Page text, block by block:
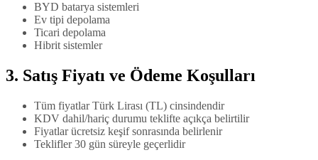
BYD batarya sistemleri
Ev tipi depolama
Ticari depolama
Hibrit sistemler
3. Satış Fiyatı ve Ödeme Koşulları
Tüm fiyatlar Türk Lirası (TL) cinsindendir
KDV dahil/hariç durumu teklifte açıkça belirtilir
Fiyatlar ücretsiz keşif sonrasında belirlenir
Teklifler 30 gün süreyle geçerlidir